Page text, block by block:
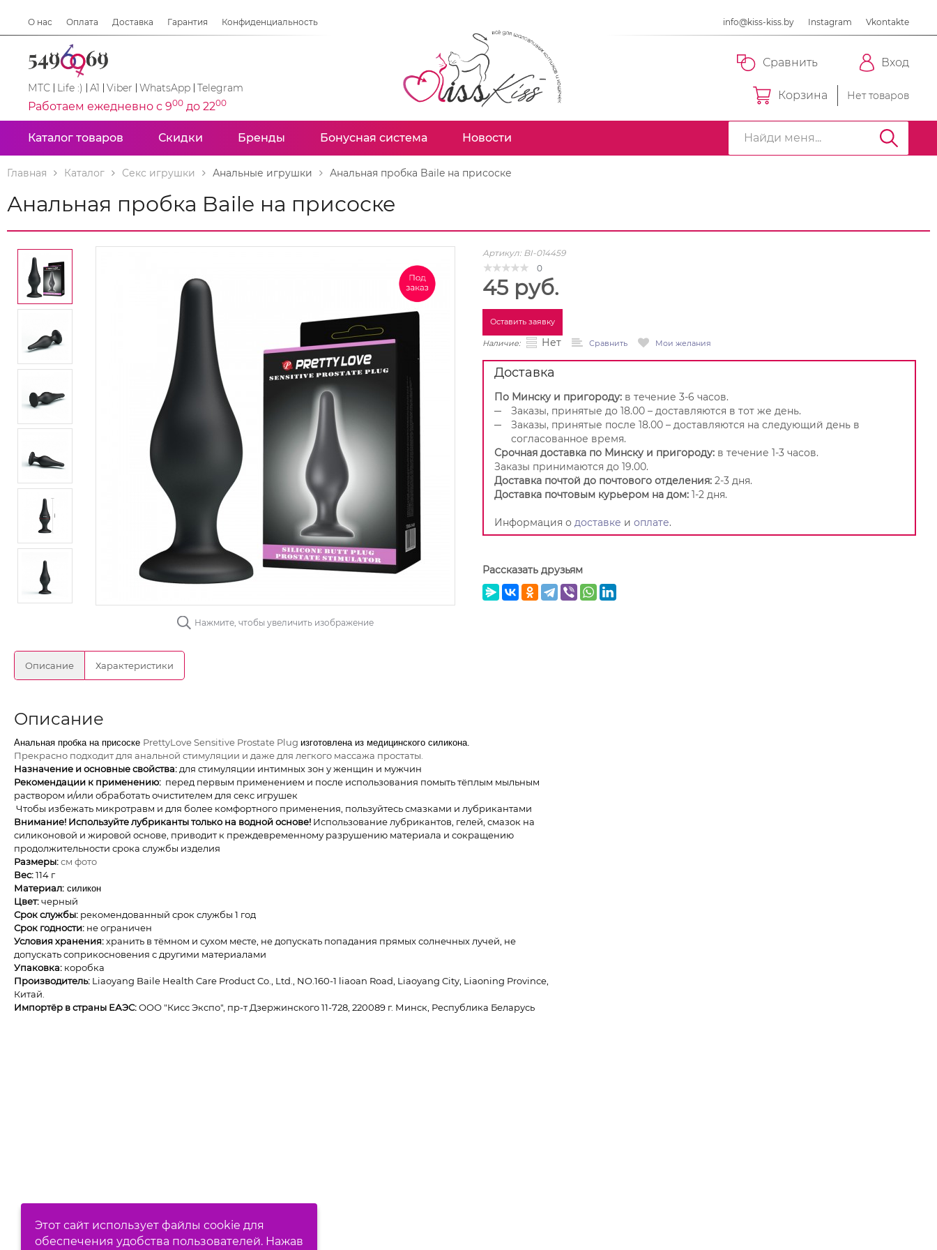
О нас Оплата Доставка Гарантия Конфиденциальность info@kiss-kiss.by Instagram Vkontakte
МТС Life :) A1 Viber WhatsApp Telegram
Работаем ежедневно с 900 до 2200
Сравнить Вход
Корзина Нет товаров
Каталог товаров Скидки Бренды Бонусная система Новости
Главная Каталог Секс игрушки Анальные игрушки Анальная пробка Baile на присоске
Анальная пробка Baile на присоске
Нажмите, чтобы увеличить изображение
Артикул: BI-014459
0
45 руб.
Оставить заявку
Наличие: Нет Сравнить Мои желания
Доставка
По Минску и пригороду: в течение 3-6 часов.
Заказы, принятые до 18.00 – доставляются в тот же день.
Заказы, принятые после 18.00 – доставляются на следующий день в
согласованное время.
Срочная доставка по Минску и пригороду: в течение 1-3 часов.
Заказы принимаются до 19.00.
Доставка почтой до почтового отделения: 2-3 дня.
Доставка почтовым курьером на дом: 1-2 дня.
Информация о доставке и оплате.
Рассказать друзьям
Описание Характеристики
Описание
Анальная пробка на присоске PrettyLove Sensitive Prostate Plug изготовлена из медицинского силикона.
Прекрасно подходит для анальной стимуляции и даже для легкого массажа простаты.
Назначение и основные свойства:для стимуляции интимных зон у женщин и мужчин
Рекомендации к применению: перед первым применением и после использования помыть тёплым мыльным
раствором и/или обработать очистителем для секс игрушек
Чтобы избежать микротравм и для более комфортного применения, пользуйтесь смазками и лубрикантами
Внимание! Используйте лубриканты только на водной основе! Использование лубрикантов, гелей, смазок на
силиконовой и жировой основе, приводит к преждевременному разрушению материала и сокращению
продолжительности срока службы изделия
Размеры:см фото
Вес:114 г
Материал: силикон
Цвет:черный
Срок службы: рекомендованный срок службы 1 год
Срок годности: не ограничен
Условия хранения:хранить в тёмном и сухом месте, не допускать попадания прямых солнечных лучей, не
допускать соприкосновения с другими материалами
Упаковка: коробка
Производитель: Liaoyang Baile Health Care Product Co., Ltd., NO.160-1 liaoan Road, Liaoyang City, Liaoning Province,
Китай.
Импортёр в страны ЕАЭС:ОOО "Кисс Экспо", пр-т Дзержинского 11-728, 220089 г. Минск, Республика Беларусь
Этот сайт использует файлы cookie для
обеспечения удобства пользователей. Нажав